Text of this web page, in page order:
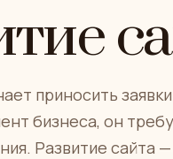
приносить
бизнеса, он
Развитие сайта